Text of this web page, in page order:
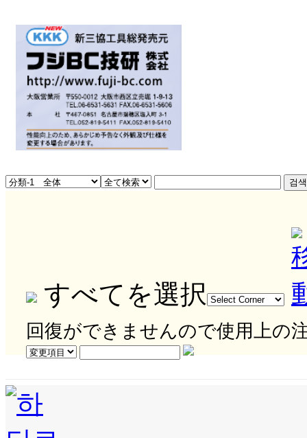
すべてを選択
回復ができませんので使用上の